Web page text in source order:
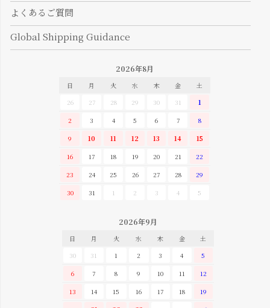
よくあるご質問
Global Shipping Guidance
2026年8月
日 月 火 水 木 金
土
26
27 28 29 30 31
1
2
3 4 5 6 7
8
9
10 11 12 13 14
15
16
17 18 19 20 21
22
23
24 25 26 27 28
29
30
31 1 2 3 4 5
2026年9月
日 月 火 水 木 金
土
30
31 1 2 3 4
5
6
7 8 9 10 11
12
13
14 15 16 17 18
19